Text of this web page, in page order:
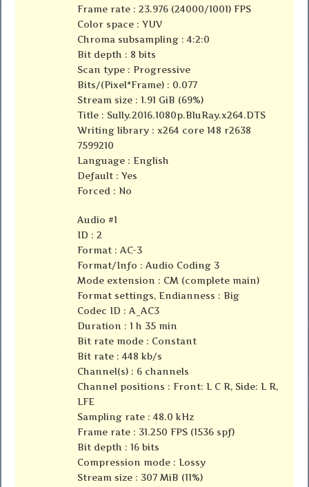
Frame rate : 23.976 (24000/1001) FPS
Color space : YUV
Chroma subsampling : 4:2:0
Bit depth : 8 bits
Scan type : Progressive
Bits/(Pixel*Frame) : 0.077
Stream size : 1.91 GiB (69%)
Title : Sully.2016.1080p.BluRay.x264.DTS
Writing library : x264 core 148 r2638
7599210
Language : English
Default : Yes
Forced : No
Audio #1
ID : 2
Format : AC-3
Format/Info : Audio Coding 3
Mode extension : CM (complete main)
Format settings, Endianness : Big
Codec ID : A_AC3
Duration : 1 h 35 min
Bit rate mode : Constant
Bit rate : 448 kb/s
Channel(s) : 6 channels
Channel positions : Front: L C R, Side: L R,
LFE
Sampling rate : 48.0 kHz
Frame rate : 31.250 FPS (1536 spf)
Bit depth : 16 bits
Compression mode : Lossy
Stream size : 307 MiB (11%)